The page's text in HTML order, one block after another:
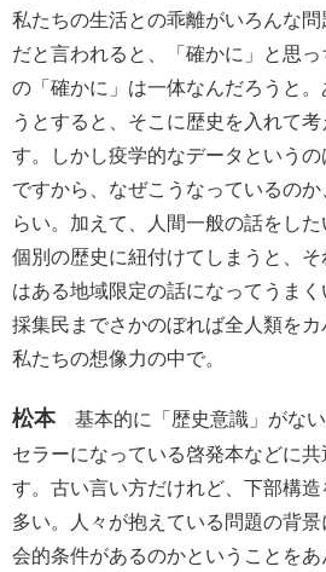
私たちの生活との乖離がいろんな
だと言われると、「確かに」と思
の「確かに」は一体なんだろうと
うとすると、そこに歴史を入れて
す。しかし疫学的なデータという
ですから、なぜこうなっているの
らい。加えて、人間一般の話をし
個別の歴史に紐付けてしまうと、
はある地域限定の話になってうま
採集民までさかのぼれば全人類をカ
私たちの想像力の中で。
松本基本的に「歴史意識」がない
セラーになっている啓発本などに共
す。古い言い方だけれど、下部構
多い。人々が抱えている問題の背
会的条件があるのかということを